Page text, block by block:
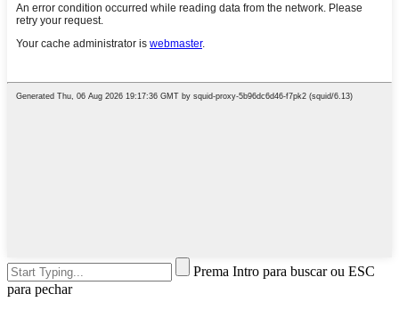
Prema Intro para buscar ou ESC
para pechar